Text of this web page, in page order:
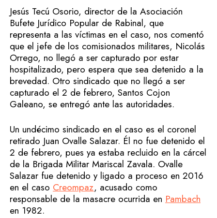
Jesús Tecú Osorio, director de la Asociación
Bufete Jurídico Popular de Rabinal, que
representa a las víctimas en el caso, nos comentó
que el jefe de los comisionados militares, Nicolás
Orrego, no llegó a ser capturado por estar
hospitalizado, pero espera que sea detenido a la
brevedad. Otro sindicado que no llegó a ser
capturado el 2 de febrero, Santos Cojon
Galeano, se entregó ante las autoridades.
Un undécimo sindicado en el caso es el coronel
retirado Juan Ovalle Salazar. Él no fue detenido el
2 de febrero, pues ya estaba recluido en la cárcel
de la Brigada Militar Mariscal Zavala. Ovalle
Salazar fue detenido y ligado a proceso en 2016
en el caso Creompaz, acusado como
responsable de la masacre ocurrida en Pambach
en 1982.